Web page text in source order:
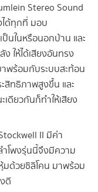
Stereo Sound
ได้ทุกที่ มอบ
นในหรือนอกบ้าน และ
ให้ได้เสียงอันทรง
พร้อมกับระบบสะท้อน
ะสิทธิภาพสูงขึ้น และ
ดียวกันก็ทำให้เสียง
II มีค่า
โพงรุ่นนี้จึงมีความ
ด้วยซิลิโคน มาพร้อม
ดี